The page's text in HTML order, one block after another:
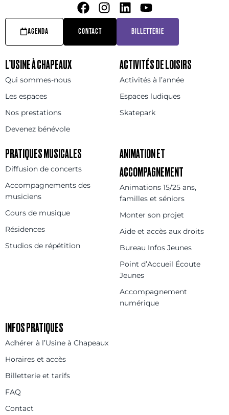
AGENDA CONTACT BILLETTERIE
L’USINE À CHAPEAUX
Qui sommes-nous
Les espaces
Nos prestations
Devenez bénévole
ACTIVITÉS DE LOISIRS
Activités à l’année
Espaces ludiques
Skatepark
PRATIQUES MUSICALES
Diffusion de concerts
Accompagnements des
musiciens
Cours de musique
Résidences
Studios de répétition
ANIMATION ET
ACCOMPAGNEMENT
Animations 15/25 ans,
familles et séniors
Monter son projet
Aide et accès aux droits
Bureau Infos Jeunes
Point d’Accueil Écoute
Jeunes
Accompagnement
numérique
INFOS PRATIQUES
Adhérer à l’Usine à Chapeaux
Horaires et accès
Billetterie et tarifs
FAQ
Contact